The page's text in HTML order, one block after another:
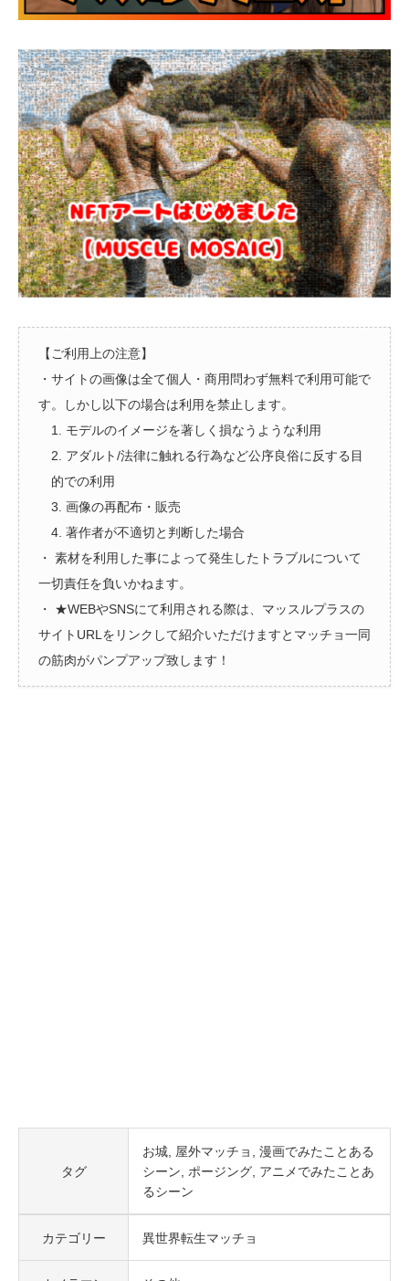
【ご利用上の注意】
・サイトの画像は全て個人・商用問わず無料で利用可能で
す。しかし以下の場合は利用を禁止します。
1. モデルのイメージを著しく損なうような利用
2. アダルト/法律に触れる行為など公序良俗に反する目
的での利用
3. 画像の再配布・販売
4. 著作者が不適切と判断した場合
・ 素材を利用した事によって発生したトラブルについて
一切責任を負いかねます。
・ ★WEBやSNSにて利用される際は、マッスルプラスの
サイトURLをリンクして紹介いただけますとマッチョ一同
の筋肉がパンプアップ致します！
タグ
お城 屋外マッチョ
漫画でみたことある
シーン
ポージング アニメでみたことあ
るシーン
カテゴリー 異世界転生マッチョ